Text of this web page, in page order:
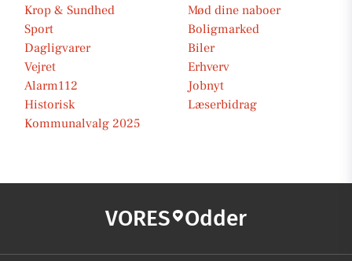
Krop & Sundhed
Mød dine naboer
Sport
Boligmarked
Dagligvarer
Biler
Vejret
Erhverv
Alarm112
Jobnyt
Historisk
Læserbidrag
Kommunalvalg 2025
VORES Odder